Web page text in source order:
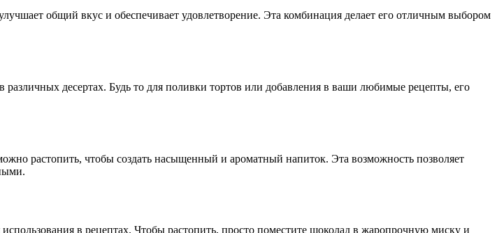
общий вкус и обеспечивает удовлетворение. Эта комбинация делает его отличным выбором
десертах. Будь то для поливки тортов или добавления в ваши любимые рецепты, его
растопить, чтобы создать насыщенный и ароматный напиток. Эта возможность позволяет
в рецептах. Чтобы растопить, просто поместите шоколад в жаропрочную миску и